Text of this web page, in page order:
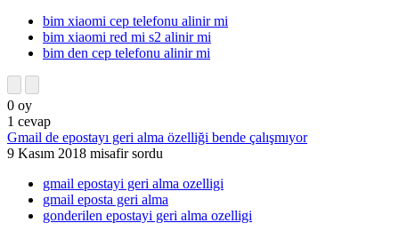
bim xiaomi cep telefonu alinir mi
bim xiaomi red mi s2 alinir mi
bim den cep telefonu alinir mi
0 oy
1 cevap
Gmail de epostayı geri alma özelliği bende çalışmıyor
9 Kasım 2018 misafir sordu
gmail epostayi geri alma ozelligi
gmail eposta geri alma
gonderilen epostayi geri alma ozelligi